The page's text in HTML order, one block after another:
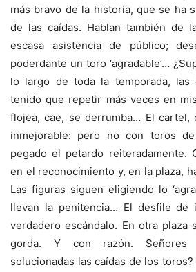
más bravo de la historia, que se ha
de las caídas. Hablan también de
escasa asistencia de público;
poderdante un toro ‘agradable’…
lo largo de toda la temporada, las
tenido que repetir más veces en
flojea, cae, se derrumba… El cartel,
inmejorable: pero no con toros
pegado el petardo reiteradamente.
en el reconocimiento y, en la plaza,
Las figuras siguen eligiendo lo
llevan la penitencia… El desfile de
verdadero escándalo. En otra plaza
gorda. Y con razón. Señores
solucionadas las caídas de los